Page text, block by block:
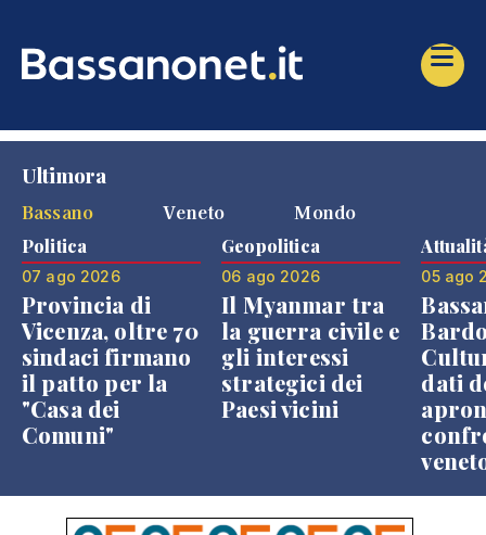
Ultimora
Bassano
Veneto Mondo
Politica
07 ago 2026
Provincia di
Vicenza, oltre 70
sindaci firmano
il patto per la
"Casa dei
Comuni"
Geopolitica
06 ago 2026
Il Myanmar tra
la guerra civile e
gli interessi
strategici dei
Paesi vicini
05 ago
dati